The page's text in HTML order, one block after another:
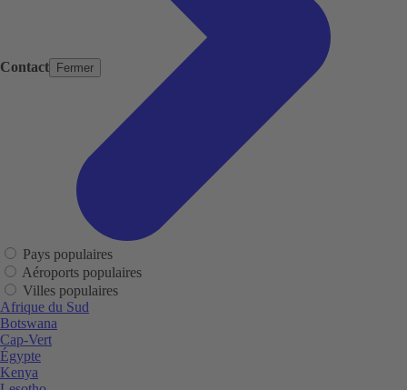
Contact Fermer
Pays populaires
Aéroports populaires
Villes populaires
Afrique du Sud
Botswana
Cap-Vert
Égypte
Kenya